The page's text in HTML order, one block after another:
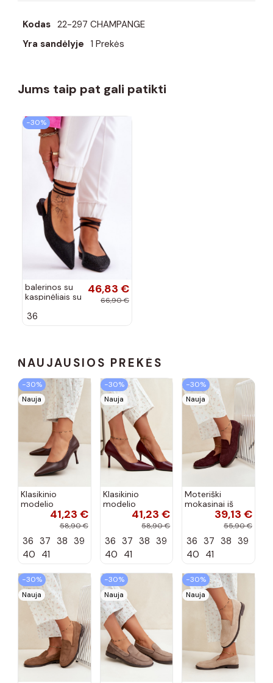
Kodas 22-297 CHAMPANGE
Yra sandėlyje 1 Prekės
Jums taip pat gali patikti
−30%
balerinos su
kaspinėliais su
juodos
46,83 €
66,90 €
36
NAUJAUSIOS PREKĖS
−30%
Nauja
Klasikinio
modelio
aukštakulniai
šokolado
spalvos Nesha
41,23 €
58,90 €
36 37 38 39
40 41
−30%
Nauja
Klasikinio
modelio
aukštakulniai
bordo spalvos
Nesha
41,23 €
58,90 €
36 37 38 39
40 41
−30%
Nauja
Moteriški
mokasinai iš
dirbtinės
zomšos, bordo
39,13 €
55,90 €
36 37 38 39
40 41
−30%
Nauja
−30%
Nauja
−30%
Nauja